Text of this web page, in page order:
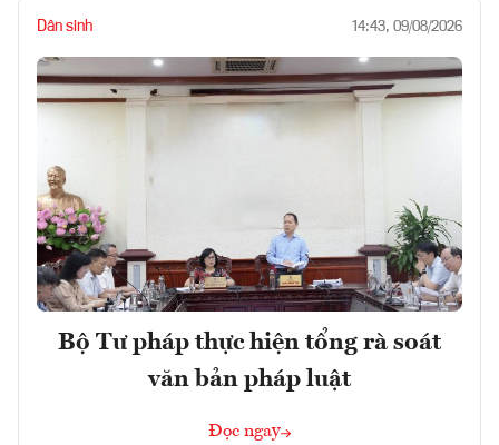
Dân sinh 14:43, 09/08/2026
Bộ Tư pháp thực hiện tổng rà soát
văn bản pháp luật
Đọc ngay